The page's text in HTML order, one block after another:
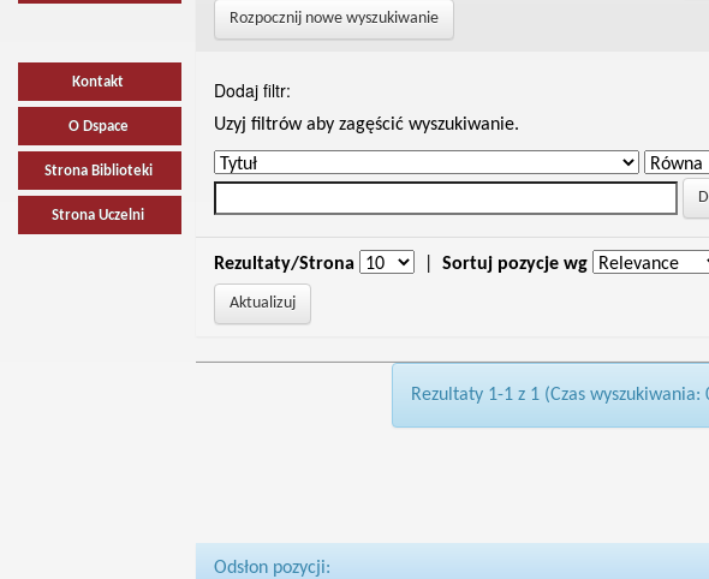
Kontakt
O Dspace
Strona Biblioteki
Strona Uczelni
Rozpocznij nowe wyszukiwanie
Dodaj filtr:
Uzyj filtrów aby zagęścić wyszukiwanie.
Rezultaty/Strona Sortuj pozycje wg
Rezultaty 1-1 z 1 (Czas wyszukiwania:
Odsłon pozycji: